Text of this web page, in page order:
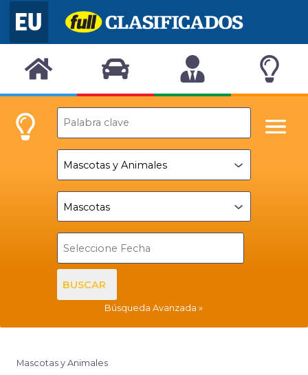
BUSCAR
Búsqueda Avanzada
Mascotas y Animales